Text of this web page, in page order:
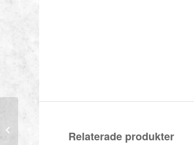
Relaterade produkter
ICE BLAZER WST3